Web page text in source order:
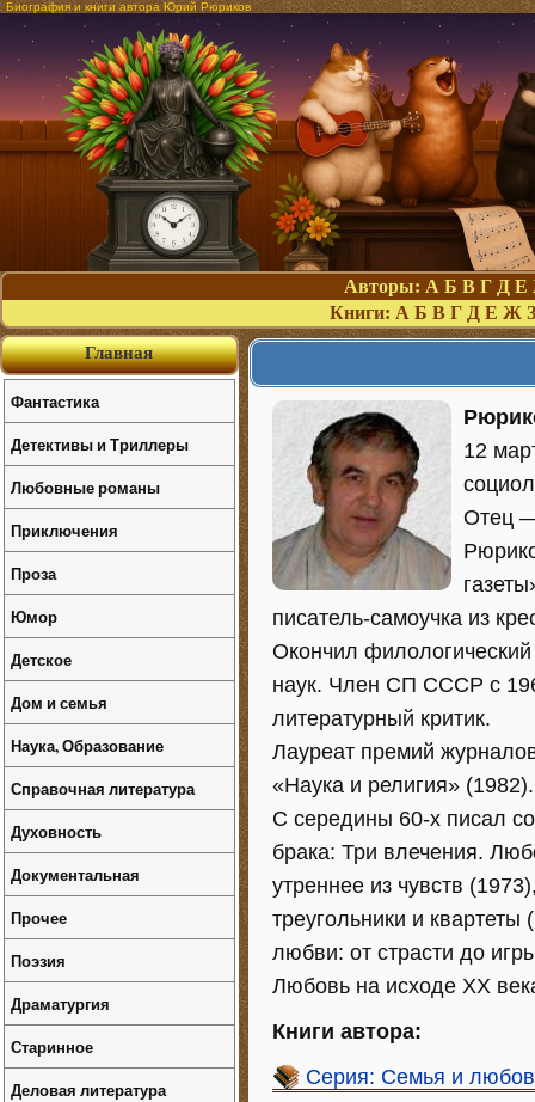
Биография и книги автора Юрий Рюриков
Авторы: А Б В Г Д Е
Книги: А Б В Г Д Е Ж З
12
Отец —
писатель-самоучка из
Окончил
наук. Член СП СССР с
литературный критик.
Лауреат премий
«Наука и религия» (1982).
С середины 60-х писал
брака: Три влечения.
утреннее из чувств
треугольники и
любви: от страсти до
Любовь на исходе XX
Книги автора:
Серия: Семья и
Главная
Фантастика
Детективы и Триллеры
Любовные романы
Приключения
Проза
Юмор
Детское
Дом и семья
Наука, Образование
Справочная литература
Духовность
Документальная
Прочее
Поэзия
Драматургия
Старинное
Деловая литература